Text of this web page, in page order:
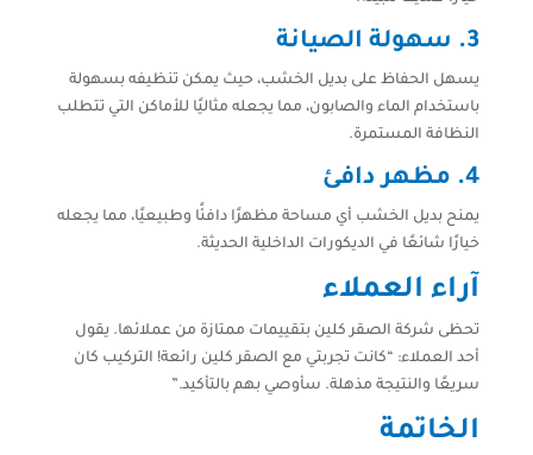
3. سهولة الصيانة
يسهل الحفاظ على بديل الخشب، حيث يمكن تنظيفه بسهولة
باستخدام الماء والصابون، مما يجعله مثاليًا للأماكن التي تتطلب
النظافة المستمرة.
4. مظهر دافئ
يمنح بديل الخشب أي مساحة مظهرًا دافئًا وطبيعيًا، مما يجعله
خيارًا شائعًا في الديكورات الداخلية الحديثة.
آراء العملاء
تحظى شركة الصقر كلين بتقييمات ممتازة من عملائها. يقول
أحد العملاء: “كانت تجربتي مع الصقر كلين رائعة! التركيب كان
سريعًا والنتيجة مذهلة. سأوصي بهم بالتأكيد.”
الخاتمة